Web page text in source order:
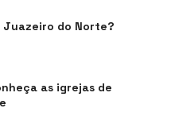
Juazeiro do Norte?
as igrejas de